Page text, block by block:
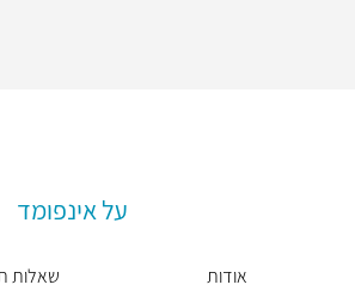
על אינפומד
אודות שאלות